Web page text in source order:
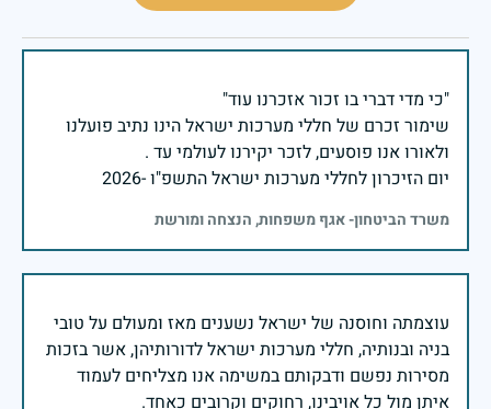
שימור זכרם של חללי מערכות ישראל הינו נתיב פועלנו
יום הזיכרון לחללי מערכות ישראל התשפ"ו -2026
משרד הביטחון- אגף משפחות, הנצחה ומורשת
עוצמתה וחוסנה של ישראל נשענים מאז ומעולם על טובי
בניה ובנותיה, חללי מערכות ישראל לדורותיהן, אשר בזכות
מסירות נפשם ודבקותם במשימה אנו מצליחים לעמוד